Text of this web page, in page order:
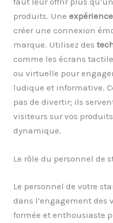
produits. Une
créer une connexion
marque. Utilisez des
comme les écrans
ou virtuelle pour
ludique et informative.
pas de divertir; ils
visiteurs sur vos
dynamique.
Le rôle du personnel de
Le personnel de votre
dans l’engagement des
formée et enthousiaste